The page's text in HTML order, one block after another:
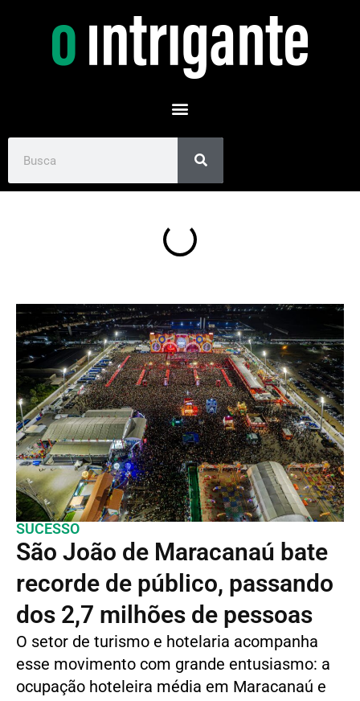
SUCESSO
São João de Maracanaú bate
recorde de público, passando
dos 2,7 milhões de pessoas
O setor de turismo e hotelaria acompanha
esse movimento com grande entusiasmo: a
ocupação hoteleira média em Maracanaú e